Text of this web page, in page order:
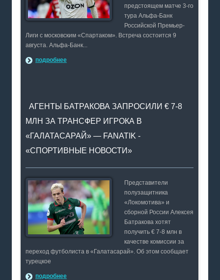
предстоящем матче 3-го
тура Альфа-Банк
Российской Премьер-
Лиги с московским «Спартаком». Встреча состоится 9
августа. Альфа-Банк...
подробнее
АГЕНТЫ БАТРАКОВА ЗАПРОСИЛИ € 7-8
МЛН ЗА ТРАНСФЕР ИГРОКА В
«ГАЛАТАСАРАЙ» — FANATIK -
«СПОРТИВНЫЕ НОВОСТИ»
Представители
полузащитника
«Локомотива» и
сборной России Алексея
Батракова хотят
получить € 7-8 млн в
качестве комиссии за
переход футболиста в «Галатасарай». Об этом сообщает
турецкое
подробнее